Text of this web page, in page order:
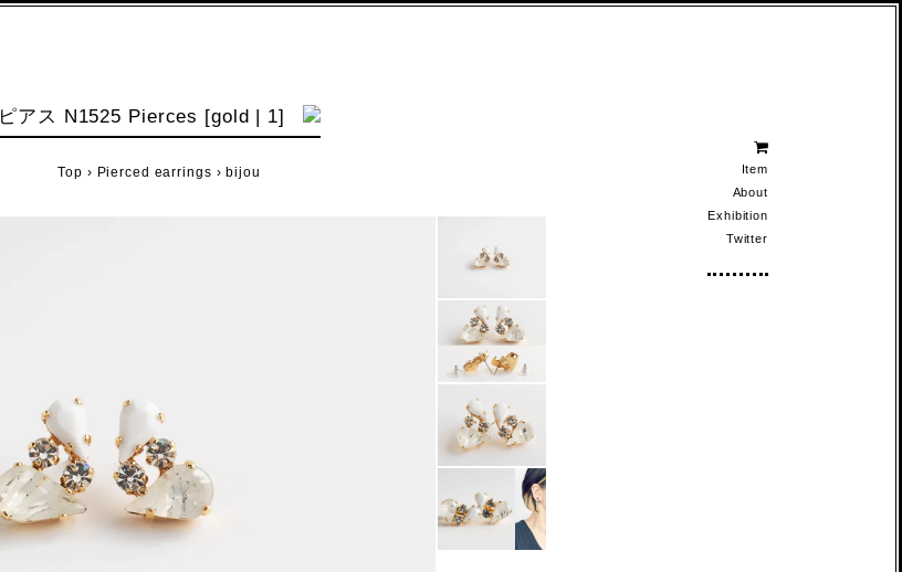
Item
About
Exhibition
Twitter
ピアス N1525 Pierces [gold | 1]
Top › Pierced earrings ›bijou